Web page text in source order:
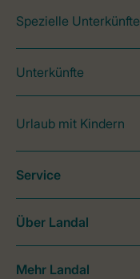
Spezielle Unterkünfte
Unterkünfte
Urlaub mit Kindern
Service
Über Landal
Mehr Landal